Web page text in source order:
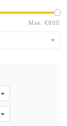
Max: €800